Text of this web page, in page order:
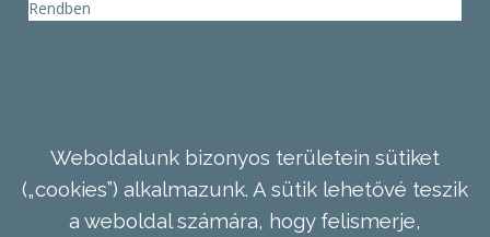
Rendben
Weboldalunk bizonyos területein sütiket
(„cookies”) alkalmazunk. A sütik lehetővé teszik
a weboldal számára, hogy felismerje,